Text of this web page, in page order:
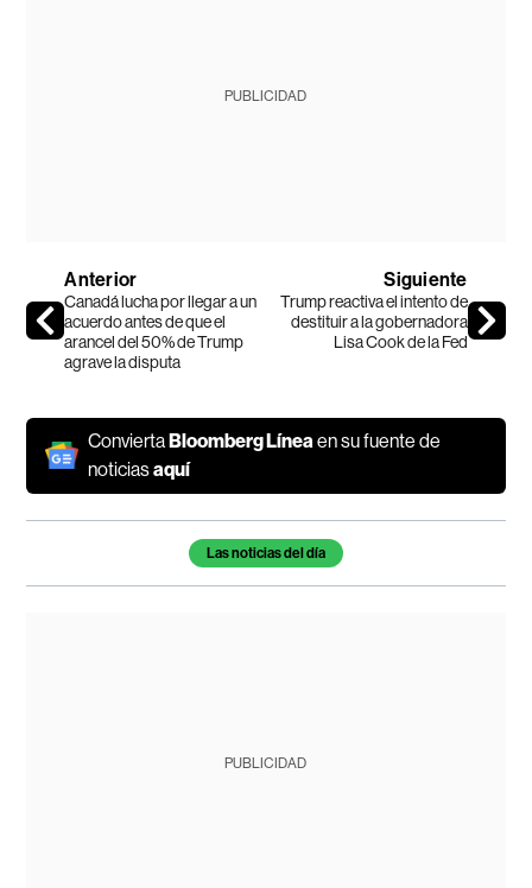
PUBLICIDAD
Anterior
Canadá lucha por llegar a un
acuerdo antes de que el
arancel del 50% de Trump
agrave la disputa
Siguiente
Trump reactiva el intento de
destituir a la gobernadora
Lisa Cook de la Fed
ConviertaBloomberg Línea en su fuente de
noticiasaquí
Temas de este artículoLas noticias del día
PUBLICIDAD